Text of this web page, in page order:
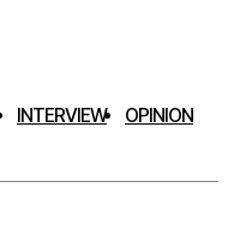
INTERVIEW
OPINION